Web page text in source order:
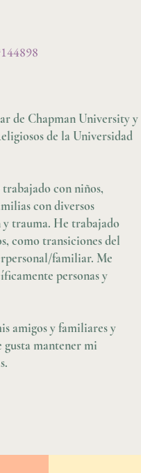
de Chapman University y
de la Universidad
con niños,
con diversos
y trauma. He trabajado
como transiciones del
familiar. Me
personas y
amigos y familiares y
mantener mi